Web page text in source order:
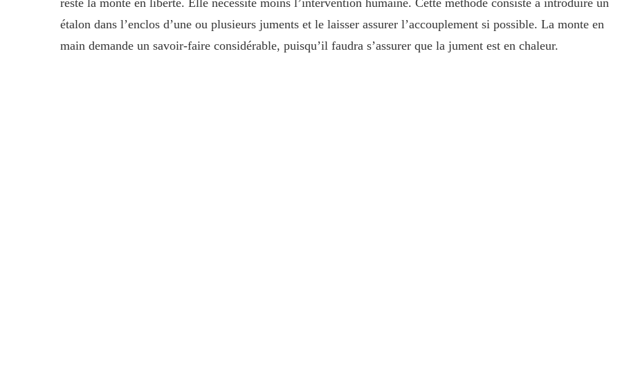
étalon dans l’enclos d’une ou plusieurs juments et le laisser assurer l’accouplement si possible. La monte en
main demande un savoir-faire considérable, puisqu’il faudra s’assurer que la jument est en chaleur.